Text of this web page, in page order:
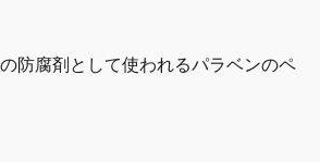
防腐剤として使われるパラベンのペ